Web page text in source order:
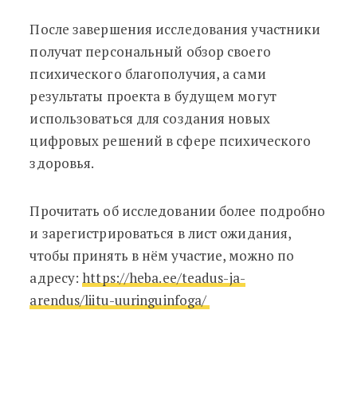
После завершения исследования участники
получат персональный обзор своего
психического благополучия, а сами
результаты проекта в будущем могут
использоваться для создания новых
цифровых решений в сфере психического
здоровья.
Прочитать об исследовании более подробно
и зарегистрироваться в лист ожидания,
чтобы принять в нём участие, можно по
адресу:https://heba.ee/teadus-ja-
arendus/liitu-uuringuinfoga/